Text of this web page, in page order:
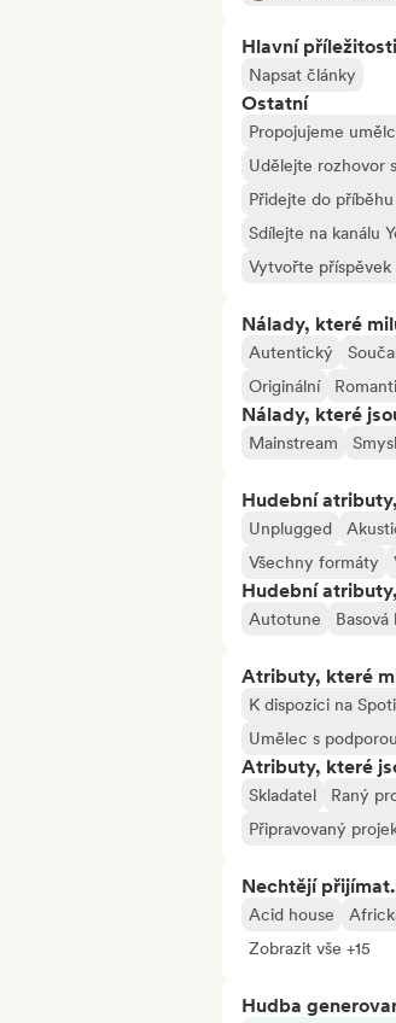
Hlavní příležitosti
Napsat články
Ostatní
Propojujeme
Udělejte rozhovor
Přidejte do
Sdílejte na kanálu
Vytvořte
Nálady, které
Autentický
Originální
Nálady, které
Mainstream
Hudební
Unplugged
Všechny formáty
Hudební
Autotune Basová
Atributy, které
K dispozici na
Umělec s podporou
Atributy, které
Skladatel Raný
Připravovaný
Nechtějí
Acid house
Zobrazit vše +15
Hudba